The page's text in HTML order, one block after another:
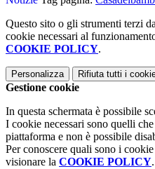
Questo sito o gli strumenti terzi
cookie necessari al
COOKIE POLICY.
Personalizza Rifiuta tutti i
Gestione cookie
In questa schermata è possibile
I cookie necessari sono quelli
piattaforma e non è possibile
Per conoscere quali sono i
visionare la COOKIE POLICY.